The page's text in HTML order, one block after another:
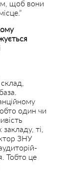
щоб вони
один чи
ті,
ЗНУ
Тобто це